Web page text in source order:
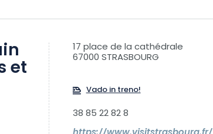
et
17 place de la cathédrale
67000 STRASBOURG
Vado in treno!
38 85 22 82 8